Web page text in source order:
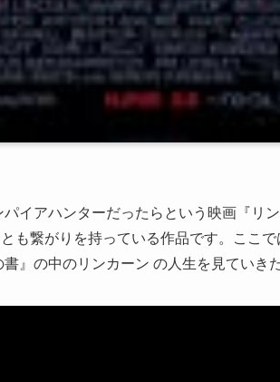
イアハンターだったらという映画『リ
も繋がりを持っている作品です。ここ
』の中のリンカーン の人生を見ていき